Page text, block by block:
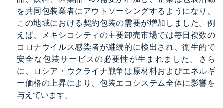
を共同包装業者にアウトソーシングするようになり、
この地域における契約包装の需要が増加しました。例
えば、メキシコシティの主要卸売市場では毎日複数の
コロナウイルス感染者が継続的に検出され、衛生的で
安全な包装サービスの必要性が生まれました。さら
に、ロシア・ウクライナ戦争は原材料およびエネルギ
ー価格の上昇により、包装エコシステム全体に影響を
与えています。